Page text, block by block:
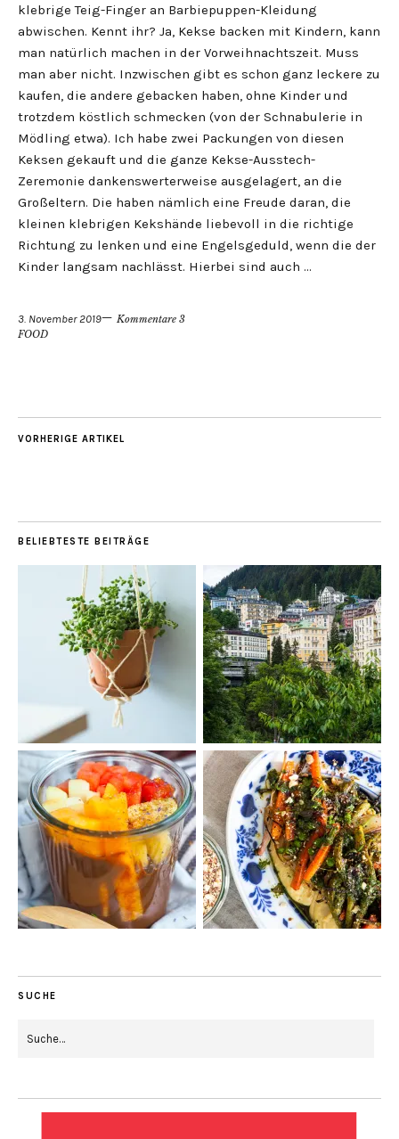
klebrige Teig-Finger an Barbiepuppen-Kleidung
abwischen. Kennt ihr? Ja, Kekse backen mit Kindern, kann
man natürlich machen in der Vorweihnachtszeit. Muss
man aber nicht. Inzwischen gibt es schon ganz leckere zu
kaufen, die andere gebacken haben, ohne Kinder und
trotzdem köstlich schmecken (von der Schnabulerie in
Mödling etwa). Ich habe zwei Packungen von diesen
Keksen gekauft und die ganze Kekse-Ausstech-
Zeremonie dankenswerterweise ausgelagert, an die
Großeltern. Die haben nämlich eine Freude daran, die
kleinen klebrigen Kekshände liebevoll in die richtige
Richtung zu lenken und eine Engelsgeduld, wenn die der
Kinder langsam nachlässt. Hierbei sind auch …
3. November 2019
Kommentare 3
FOOD
VORHERIGE ARTIKEL
BELIEBTESTE BEITRÄGE
SUCHE